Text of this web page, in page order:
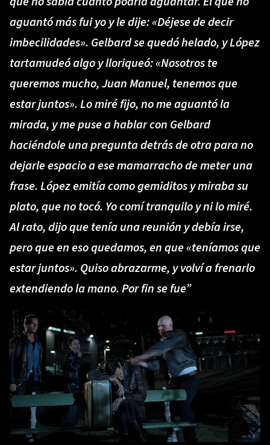
aguantó más fui yo y le dije: «Déjese de decir
imbecilidades». Gelbard se quedó helado, y López
tartamudeó algo y lloriqueó: «Nosotros te
queremos mucho, Juan Manuel, tenemos que
estar juntos». Lo miré fijo, no me aguantó la
mirada, y me puse a hablar con Gelbard
haciéndole una pregunta detrás de otra para no
dejarle espacio a ese mamarracho de meter una
frase. López emitía como gemiditos y miraba su
plato, que no tocó. Yo comí tranquilo y ni lo miré.
Al rato, dijo que tenía una reunión y debía irse,
pero que en eso quedamos, en que «teníamos que
estar juntos». Quiso abrazarme, y volví a frenarlo
extendiendo la mano. Por fin se fue”